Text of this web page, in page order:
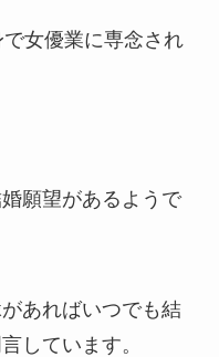
女優業に専念され
願望があるようで
あればいつでも結
しています。